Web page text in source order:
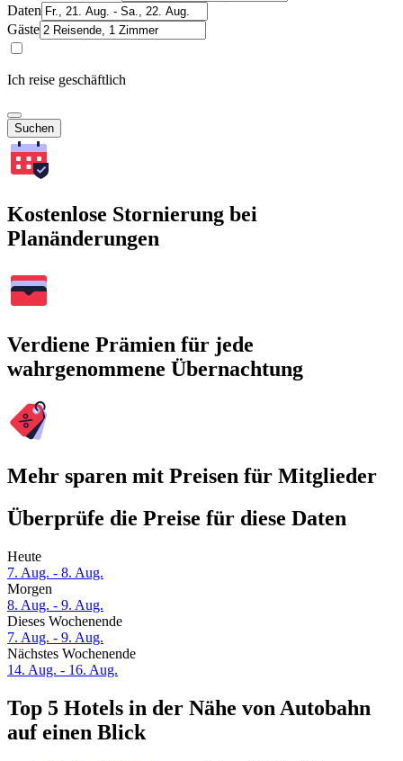
Daten
Gäste
Ich reise geschäftlich
Suchen
Kostenlose Stornierung bei
Planänderungen
Verdiene Prämien für jede
wahrgenommene Übernachtung
Mehr sparen mit Preisen für Mitglieder
Überprüfe die Preise für diese Daten
Heute
7. Aug. - 8. Aug.
Morgen
8. Aug. - 9. Aug.
Dieses Wochenende
7. Aug. - 9. Aug.
Nächstes Wochenende
14. Aug. - 16. Aug.
Top 5 Hotels in der Nähe von Autobahn
auf einen Blick